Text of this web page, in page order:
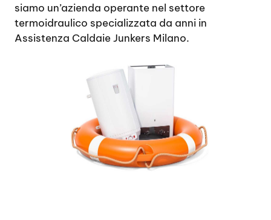
siamo un’azienda operante nel settore
termoidraulico specializzata da anni in
Assistenza Caldaie Junkers Milano.